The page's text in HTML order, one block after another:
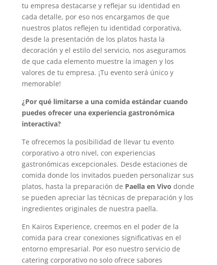
tu empresa destacarse y reflejar su identidad en
cada detalle, por eso nos encargamos de que
nuestros platos reflejen tu identidad corporativa,
desde la presentación de los platos hasta la
decoración y el estilo del servicio, nos aseguramos
de que cada elemento muestre la imagen y los
valores de tu empresa. ¡Tu evento será único y
memorable!
¿Por qué limitarse a una comida estándar cuando
puedes ofrecer una experiencia gastronómica
interactiva?
Te ofrecemos la posibilidad de llevar tu evento
corporativo a otro nivel, con experiencias
gastronómicas excepcionales. Desde estaciones de
comida donde los invitados pueden personalizar sus
platos, hasta la preparación de Paella en Vivo donde
se pueden apreciar las técnicas de preparación y los
ingredientes originales de nuestra paella.
En Kairos Experience, creemos en el poder de la
comida para crear conexiones significativas en el
entorno empresarial. Por eso nuestro servicio de
catering corporativo no solo ofrece sabores